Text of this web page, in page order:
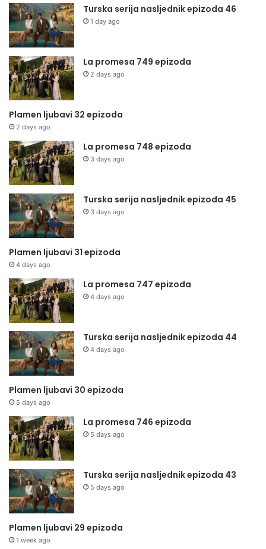
Turska serija nasljednik epizoda 46
1 day ago
La promesa 749 epizoda
2 days ago
Plamen ljubavi 32 epizoda
2 days ago
La promesa 748 epizoda
3 days ago
Turska serija nasljednik epizoda 45
3 days ago
Plamen ljubavi 31 epizoda
4 days ago
La promesa 747 epizoda
4 days ago
Turska serija nasljednik epizoda 44
4 days ago
Plamen ljubavi 30 epizoda
5 days ago
La promesa 746 epizoda
5 days ago
Turska serija nasljednik epizoda 43
5 days ago
Plamen ljubavi 29 epizoda
1 week ago